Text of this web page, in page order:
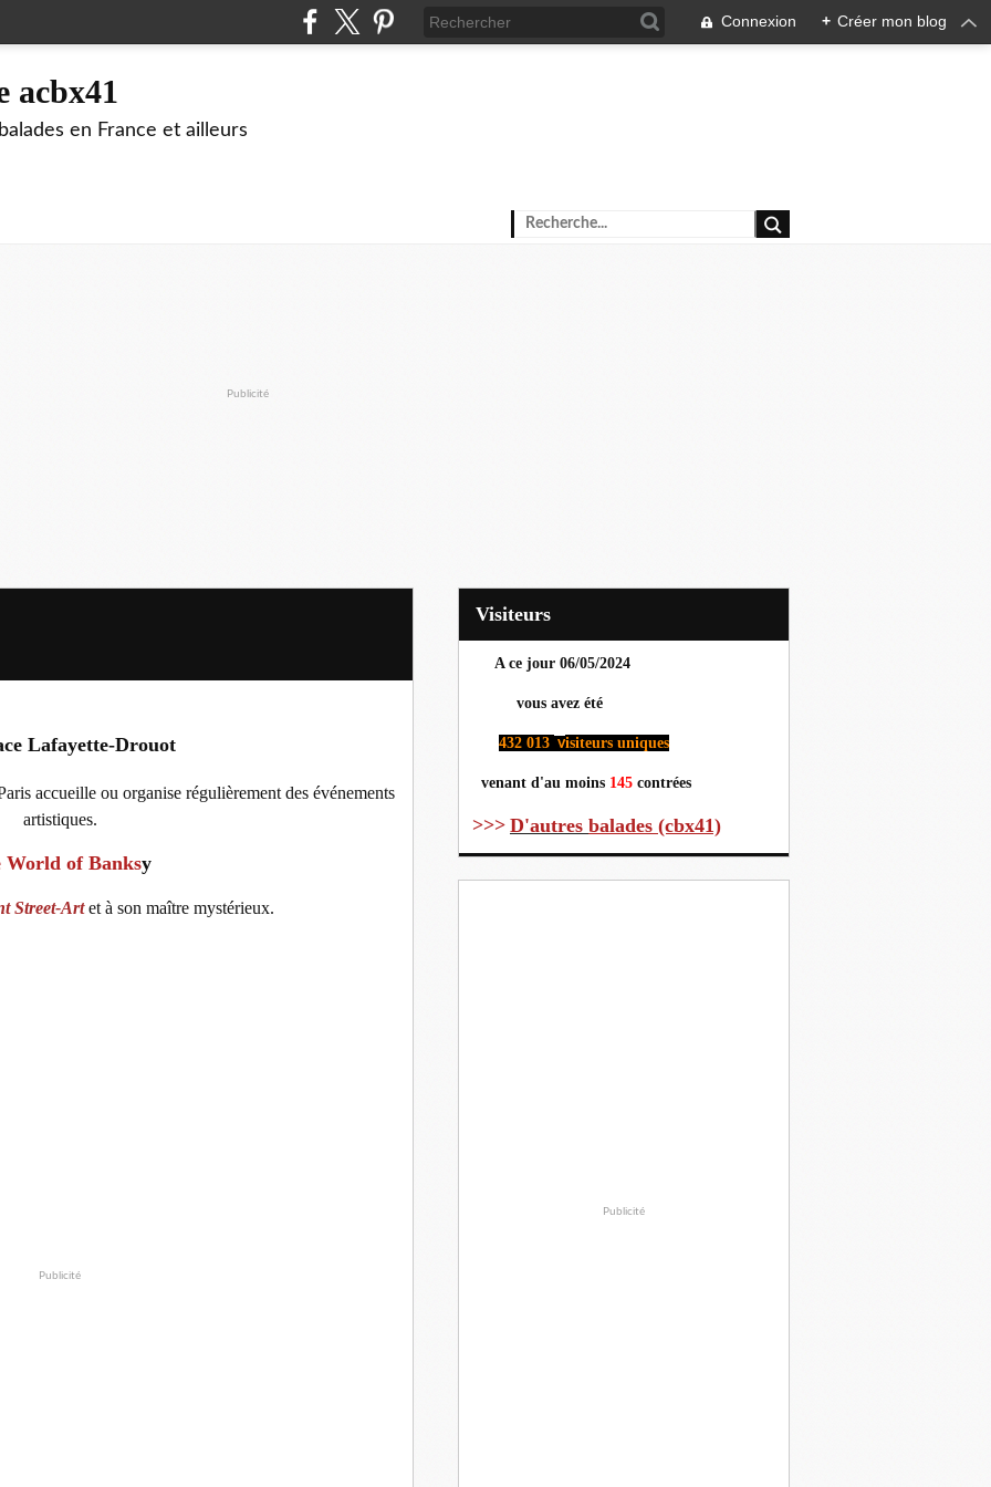
Connexion + Créer mon blog
acbx41
en France et ailleurs
Publicité
Lafayette-Drouot
accueille ou organise régulièrement des événements
artistiques.
World of Banksy
Street-Artet à son maître mystérieux.
Publicité
Visiteurs
A ce jour 06/05/2024
vous avez été
432 013 visiteurs uniques
venant d'au moins 145 contrées
>>> D'autres balades (cbx41)
Publicité